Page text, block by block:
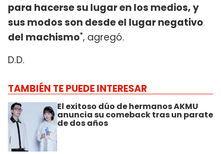
para hacerse su lugar en los medios, y
sus modos son desde el lugar negativo
del machismo", agregó.
D.D.
TAMBIÉN TE PUEDE INTERESAR
El exitoso dúo de hermanos AKMU
anuncia su comeback tras un parate
de dos años